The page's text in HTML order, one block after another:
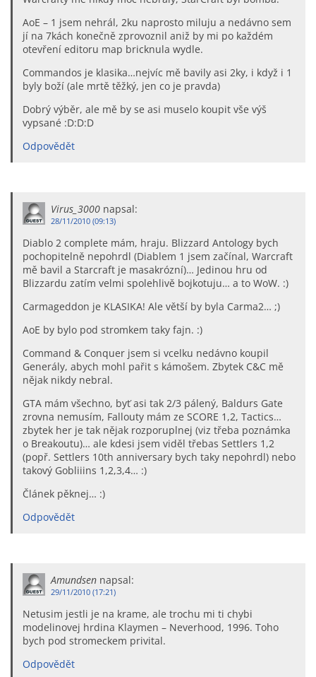
AoE – 1 jsem nehrál, 2ku naprosto miluju a nedávno sem
jí na 7kách konečně zprovoznil aniž by mi po každém
otevření editoru map bricknula wydle.
Commandos je klasika…nejvíc mě bavily asi 2ky, i když i 1
byly boží (ale mrtě těžký, jen co je pravda)
Dobrý výběr, ale mě by se asi muselo koupit vše výš
vypsané :D:D:D
Odpovědět
Virus_3000 napsal:
28/11/2010 (09:13)
Diablo 2 complete mám, hraju. Blizzard Antology bych
pochopitelně nepohrdl (Diablem 1 jsem začínal, Warcraft
mě bavil a Starcraft je masakrózní)… Jedinou hru od
Blizzardu zatím velmi spolehlivě bojkotuju… a to WoW. :)
Carmageddon je KLASIKA! Ale větší by byla Carma2… ;)
AoE by bylo pod stromkem taky fajn. :)
Command & Conquer jsem si vcelku nedávno koupil
Generály, abych mohl pařit s kámošem. Zbytek C&C mě
nějak nikdy nebral.
GTA mám všechno, byť asi tak 2/3 pálený, Baldurs Gate
zrovna nemusím, Fallouty mám ze SCORE 1,2, Tactics…
zbytek her je tak nějak rozporuplnej (viz třeba poznámka
o Breakoutu)… ale kdesi jsem viděl třebas Settlers 1,2
(popř. Settlers 10th anniversary bych taky nepohrdl) nebo
takový Gobliiins 1,2,3,4… :)
Článek pěknej… :)
Odpovědět
Amundsen napsal:
29/11/2010 (17:21)
Netusim jestli je na krame, ale trochu mi ti chybi
modelinovej hrdina Klaymen – Neverhood, 1996. Toho
bych pod stromeckem privital.
Odpovědět